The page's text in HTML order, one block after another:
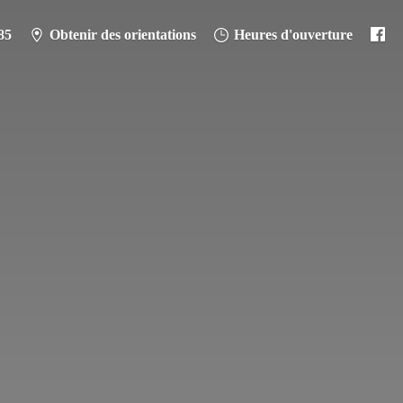
Obtenir des orientations Heures d'ouverture